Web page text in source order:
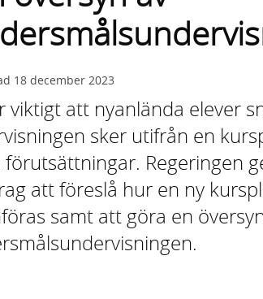
18 december 2023
viktigt att nyanlända elever
sker utifrån en
förutsättningar. Regeringen
att föreslå hur en ny
samt att göra en